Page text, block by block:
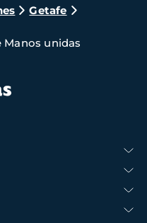
Getafe
Manos unidas